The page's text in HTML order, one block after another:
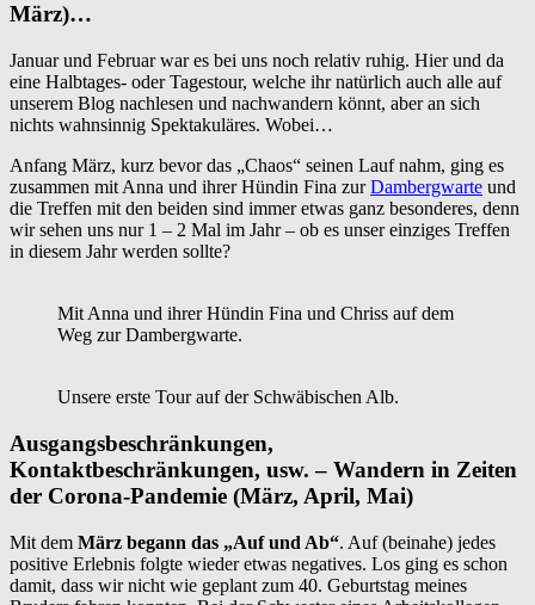
März)…
Januar und Februar war es bei uns noch relativ ruhig. Hier und da
eine Halbtages- oder Tagestour, welche ihr natürlich auch alle auf
unserem Blog nachlesen und nachwandern könnt, aber an sich
nichts wahnsinnig Spektakuläres. Wobei…
Anfang März, kurz bevor das „Chaos“ seinen Lauf nahm, ging es
zusammen mit Anna und ihrer Hündin Fina zurDambergwarte und
die Treffen mit den beiden sind immer etwas ganz besonderes, denn
wir sehen uns nur 1 – 2 Mal im Jahr – ob es unser einziges Treffen
in diesem Jahr werden sollte?
Mit Anna und ihrer Hündin Fina und Chriss auf dem
Weg zur Dambergwarte.
Unsere erste Tour auf der Schwäbischen Alb.
Ausgangsbeschränkungen,
Kontaktbeschränkungen, usw. – Wandern in Zeiten
der Corona-Pandemie (März, April, Mai)
Mit dem März begann das „Auf und Ab“. Auf (beinahe) jedes
positive Erlebnis folgte wieder etwas negatives. Los ging es schon
damit, dass wir nicht wie geplant zum 40. Geburtstag meines